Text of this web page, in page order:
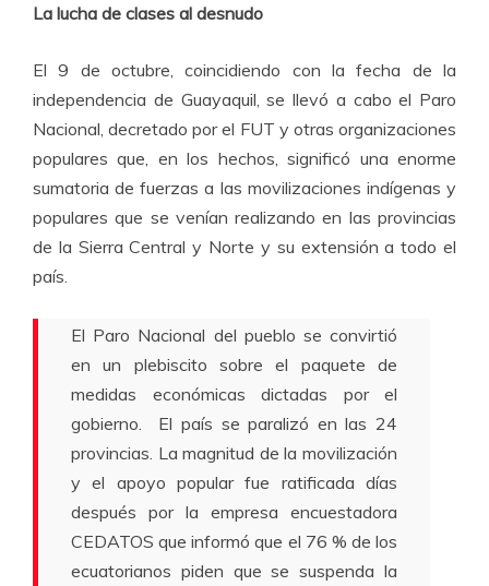
La lucha de clases al desnudo
El 9 de octubre, coincidiendo con la fecha de la
independencia de Guayaquil, se llevó a cabo el Paro
Nacional, decretado por el FUT y otras organizaciones
populares que, en los hechos, significó una enorme
sumatoria de fuerzas a las movilizaciones indígenas y
populares que se venían realizando en las provincias
de la Sierra Central y Norte y su extensión a todo el
país.
El Paro Nacional del pueblo se convirtió
en un plebiscito sobre el paquete de
medidas económicas dictadas por el
gobierno. El país se paralizó en las 24
provincias. La magnitud de la movilización
y el apoyo popular fue ratificada días
después por la empresa encuestadora
CEDATOS que informó que el 76 % de los
ecuatorianos piden que se suspenda la